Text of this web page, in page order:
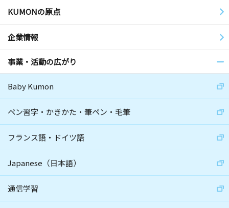
KUMONの原点
企業情報
事業・活動の広がり
Baby Kumon
ペン習字・かきかた・筆ペン・毛筆
フランス語・ドイツ語
Japanese（日本語）
通信学習